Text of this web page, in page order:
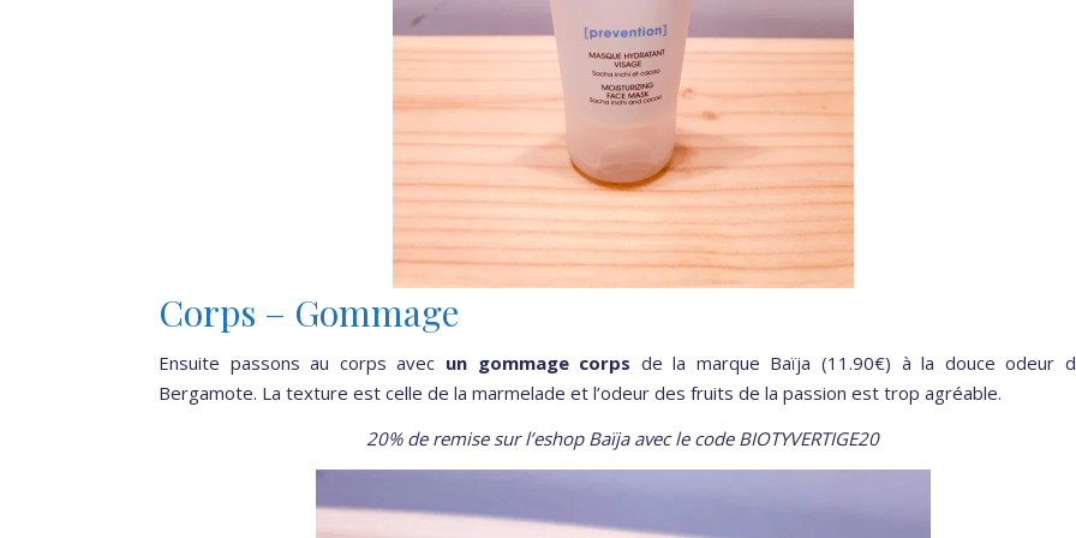
Corps – Gommage
Ensuite passons au corps avec un gommage corps de la marque Baïja (11.90€) à la douce odeur
Bergamote. La texture est celle de la marmelade et l’odeur des fruits de la passion est trop agréable.
20% de remise sur l’eshop Baïja avec le code BIOTYVERTIGE20